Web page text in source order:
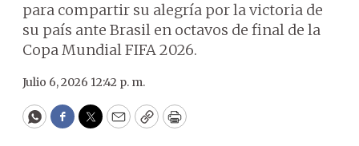
para compartir su alegría por la victoria de
su país ante Brasil en octavos de final de la
Copa Mundial FIFA 2026.
Julio 6, 2026 12:42 p. m.
WhatsApp
Facebook
Twitter
EmailCopyPrint